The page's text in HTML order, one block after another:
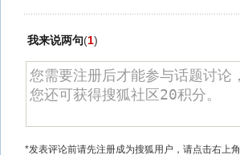
我来说两句(1)
*发表评论前请先注册成为搜狐用户，请点击右上角